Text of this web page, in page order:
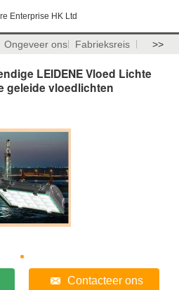
Enterprise HK Ltd
Ongeveer ons Fabrieksreis >>
LEIDENE Vloed Lichte
geleide vloedlichten
Contacteer ons